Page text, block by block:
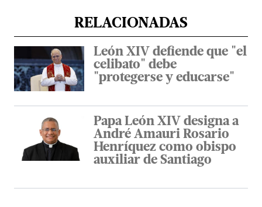
RELACIONADAS
León XIV defiende que "el
celibato" debe
"protegerse y educarse"
Papa León XIV designa a
André Amauri Rosario
Henríquez como obispo
auxiliar de Santiago